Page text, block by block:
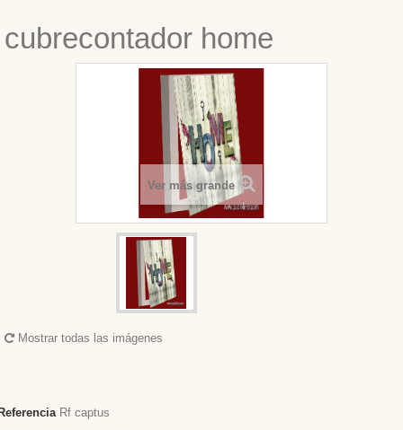
cubrecontador home
Ver más grande
Mostrar todas las imágenes
Rf captus